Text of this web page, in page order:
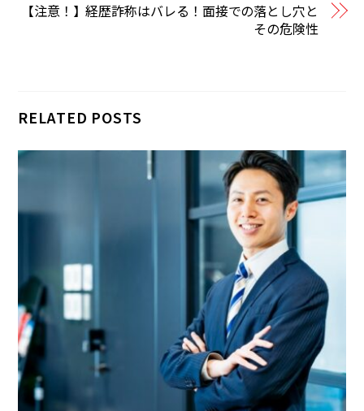
【注意！】経歴詐称はバレる！面接での落とし穴と
その危険性
RELATED POSTS